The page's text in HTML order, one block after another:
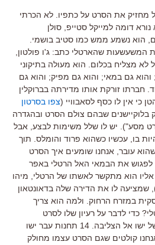
מחזיק את הסרט על כתפיו. לא הכרתי
דומה למייקל סטייפ, סולן
הוא נשמע ממש כמו סטיב בושמי.
המשעשעות שהארטלי כתב: ג'ו פולטון,
מצליח בכלום. הוא מעולה בתיקוני
גם במאי; והוא גם מפיק; והוא גם
חברתו זורקת אותו מדירתה בברוקלין
כי אין לו כסף לסאבוויי (צפו בסרטון
בלוקיישנים שבהם צולם הסרט ובהגדרה
מסע"). יש לו שלל משימות לבצע, אבל
בו, עכשיו כשהוא פרוד והומלס. תוך
עובר, אנחנו שומעים איך הסרט
לפגוש את הבמאי האל הרטלי באפר
הוא מתקשר לאשתו של הרטלי, מיהו
לו את הדירה שלה בדאונטאון
במזרח הרחוק. ולמה הוא צריך
כדי לדבר על רעיון שלו לסרט
המבוסס על התחנות בדרכו של ישו אל הצליבה. 14 תחנות עבר ישו
קולטים שגם הסרט עצמו מחולק